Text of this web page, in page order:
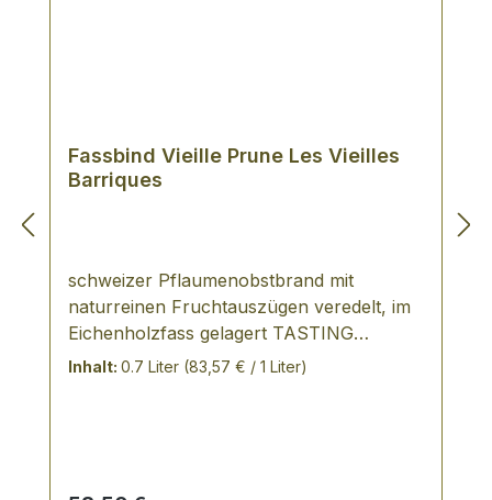
Fassbind Vieille Prune Les Vieilles
Barriques
schweizer Pflaumenobstbrand mit
naturreinen Fruchtauszügen veredelt, im
Eichenholzfass gelagert TASTING
NOTES: Klar, golden, leuchtende Farbe;
International Wine & Spirit Competition
Inhalt: 0.7 Liter (83,57 € / 1 Liter)